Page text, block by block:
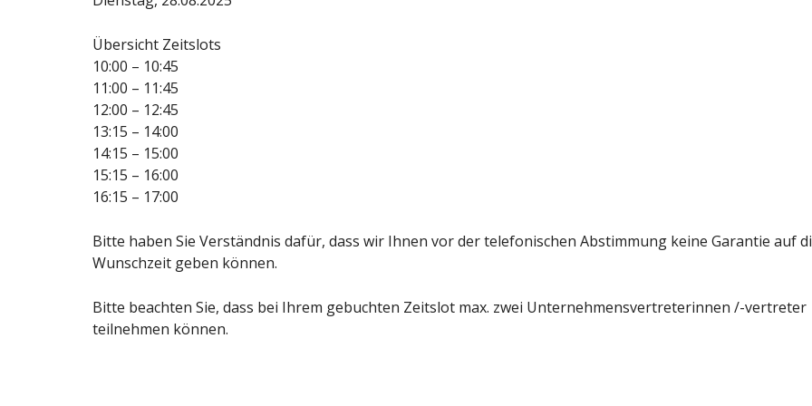
Übersicht Zeitslots
10:00 – 10:45
11:00 – 11:45
12:00 – 12:45
13:15 – 14:00
14:15 – 15:00
15:15 – 16:00
16:15 – 17:00
Bitte haben Sie Verständnis dafür, dass wir Ihnen vor der telefonischen Abstimmung keine Garantie auf
Wunschzeit geben können.
Bitte beachten Sie, dass bei Ihrem gebuchten Zeitslot max. zwei Unternehmensvertreterinnen /-vertreter
teilnehmen können.